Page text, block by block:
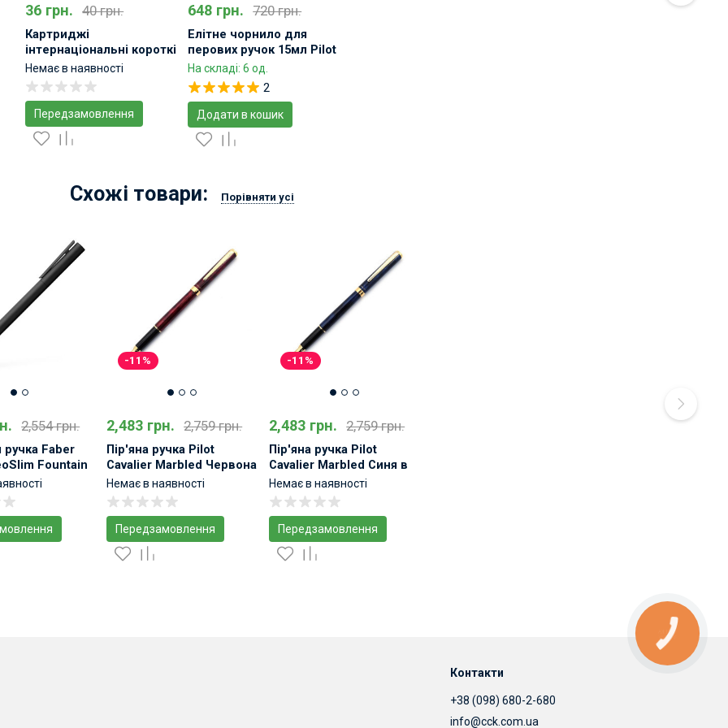
36 грн. 40 грн.
Картриджі
інтернаціональні короткі
Faber-Castell 6шт
Немає в наявності
Передзамовлення
648 грн. 720 грн.
Елітне чорнило для
перових ручок 15мл Pilot
Iroshizuku Ink-15
На складі: 6 од.
2
Додати в кошик
Схожі товари: Порівняти усі
2,554 грн.
Faber
Fountain
Black
-11%
2,483 грн. 2,759 грн.
Пір'яна ручка Pilot
Cavalier Marbled Червона
в металевому корпусі
Немає в наявності
Передзамовлення
-11%
2,483 грн. 2,759 грн.
Пір'яна ручка Pilot
Cavalier Marbled Синя в
металевому корпусі
Немає в наявності
Передзамовлення
Контакти
+38 (098) 680-2-680
info@cck.com.ua